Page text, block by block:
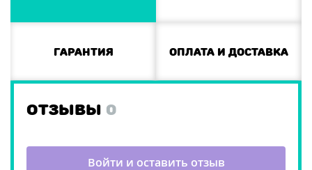
Гарантия Оплата и доставка
ОТЗЫВЫ 0
Войти и оставить отзыв